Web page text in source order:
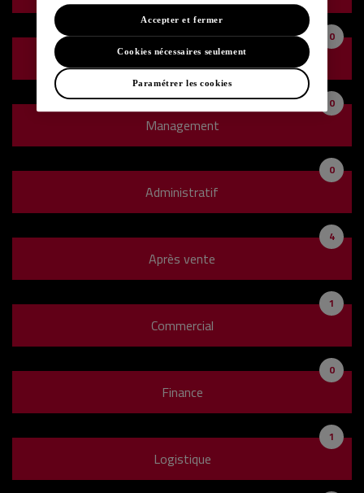
Stages
0
Management
0
Administratif
0
Après vente
4
Commercial
1
Finance
0
Logistique
1
Paramétrer les cookies
Cookies nécessaires seulement
Accepter et fermer